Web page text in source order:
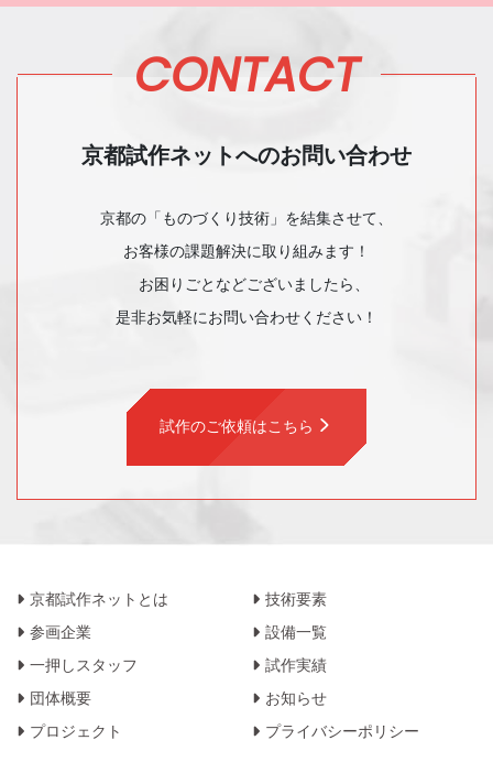
CONTACT
京都試作ネットへのお問い合わせ
京都の「ものづくり技術」を結集させて、
お客様の課題解決に取り組みます！
お困りごとなどございましたら、
是非お気軽にお問い合わせください！
試作のご依頼はこちら
京都試作ネットとは
技術要素
参画企業
設備一覧
一押しスタッフ
試作実績
団体概要
お知らせ
プロジェクト
プライバシーポリシー